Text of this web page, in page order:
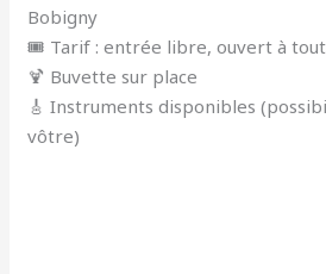
Bobigny
🎟️ Tarif : entrée libre, ouvert à
🍹 Buvette sur place
🎸 Instruments disponibles
vôtre)